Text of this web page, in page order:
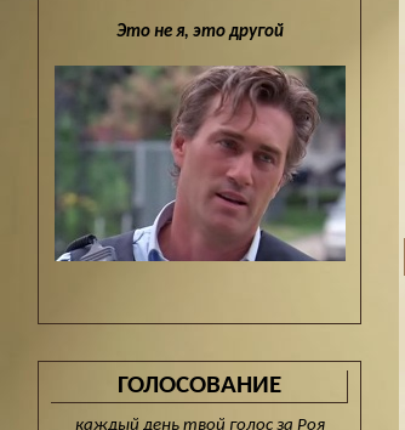
Это не я, это другой
ГОЛОСОВАНИЕ
каждый день твой голос за Роя